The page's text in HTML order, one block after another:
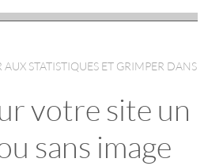
STATISTIQUES ET GRIMPER DANS
votre site un
sans image